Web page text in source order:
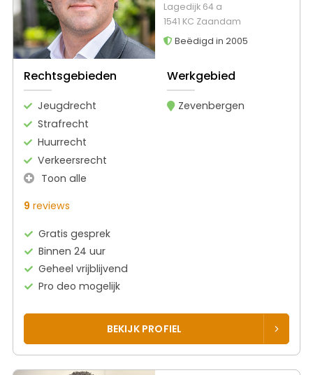
Lagedijk 64 a
1541 KC Zaandam
Beëdigd in 2005
Rechtsgebieden
Jeugdrecht
Strafrecht
Huurrecht
Verkeersrecht
Toon alle
Werkgebied
Zevenbergen
9 reviews
Gratis gesprek
Binnen 24 uur
Geheel vrijblijvend
Pro deo mogelijk
BEKIJK PROFIEL